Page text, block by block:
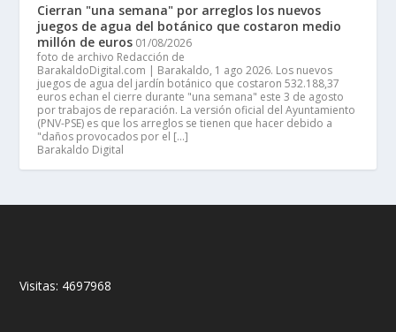
Cierran "una semana" por arreglos los nuevos
juegos de agua del botánico que costaron medio
millón de euros 01/08/2026
foto de archivo Redacción de
BarakaldoDigital.com | Barakaldo, 1 ago 2026. Los nuevos
juegos de agua del jardín botánico que costaron 532.188,37
euros echan el cierre durante "una semana" este 3 de agosto
por trabajos de reparación. La versión oficial del Ayuntamiento
(PNV-PSE) es que los arreglos se tienen que hacer debido a
"daños provocados por el […]
Barakaldo Digital
Visitas: 4697968